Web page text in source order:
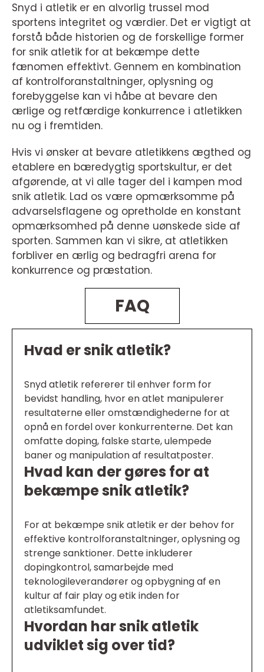
Snyd i atletik er en alvorlig trussel mod
sportens integritet og værdier. Det er vigtigt at
forstå både historien og de forskellige former
for snik atletik for at bekæmpe dette
fænomen effektivt. Gennem en kombination
af kontrolforanstaltninger, oplysning og
forebyggelse kan vi håbe at bevare den
ærlige og retfærdige konkurrence i atletikken
nu og i fremtiden.
Hvis vi ønsker at bevare atletikkens ægthed og
etablere en bæredygtig sportskultur, er det
afgørende, at vi alle tager del i kampen mod
snik atletik. Lad os være opmærksomme på
advarselsflagene og opretholde en konstant
opmærksomhed på denne uønskede side af
sporten. Sammen kan vi sikre, at atletikken
forbliver en ærlig og bedragfri arena for
konkurrence og præstation.
FAQ
Hvad er snik atletik?
Snyd atletik refererer til enhver form for
bevidst handling, hvor en atlet manipulerer
resultaterne eller omstændighederne for at
opnå en fordel over konkurrenterne. Det kan
omfatte doping, falske starte, ulempede
baner og manipulation af resultatposter.
Hvad kan der gøres for at
bekæmpe snik atletik?
For at bekæmpe snik atletik er der behov for
effektive kontrolforanstaltninger, oplysning og
strenge sanktioner. Dette inkluderer
dopingkontrol, samarbejde med
teknologileverandører og opbygning af en
kultur af fair play og etik inden for
atletiksamfundet.
Hvordan har snik atletik
udviklet sig over tid?